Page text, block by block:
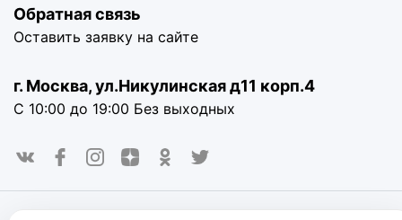
Обратная связь
Оставить заявку на сайте
г. Москва, ул.Никулинская д11 корп.4
С 10:00 до 19:00 Без выходных